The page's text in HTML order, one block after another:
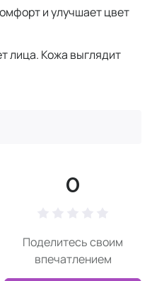
и улучшает цвет
лица. Кожа выглядит
0
Поделитесь своим
впечатлением